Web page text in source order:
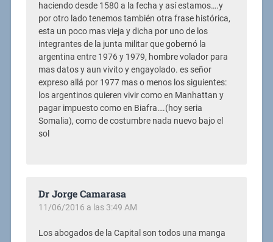
haciendo desde 1580 a la fecha y así estamos….y
por otro lado tenemos también otra frase histórica,
esta un poco mas vieja y dicha por uno de los
integrantes de la junta militar que gobernó la
argentina entre 1976 y 1979, hombre volador para
mas datos y aun vivito y engayolado. es señor
expreso allá por 1977 mas o menos los siguientes:
los argentinos quieren vivir como en Manhattan y
pagar impuesto como en Biafra….(hoy seria
Somalia), como de costumbre nada nuevo bajo el
sol
Dr Jorge Camarasa
11/06/2016 a las 3:49 AM
Los abogados de la Capital son todos una manga